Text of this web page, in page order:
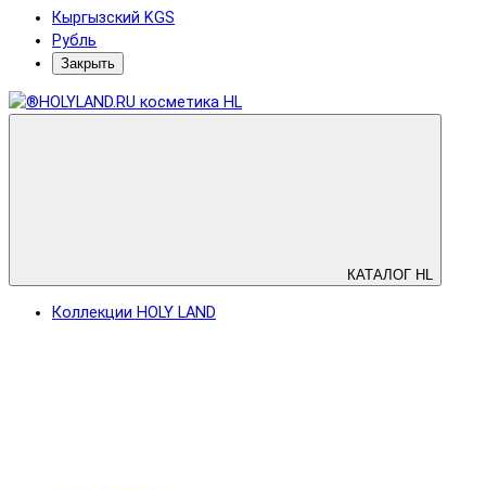
Кыргызский KGS
Рубль
Закрыть
КАТАЛОГ HL
Коллекции HOLY LAND